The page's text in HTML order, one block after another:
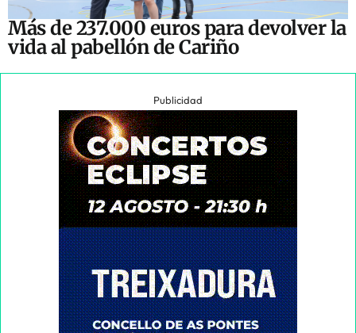
Más de 237.000 euros para devolver la
vida al pabellón de Cariño
Publicidad